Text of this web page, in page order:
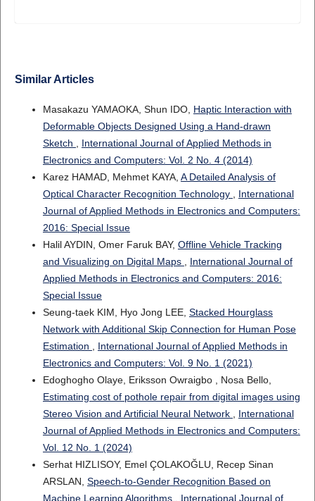
Similar Articles
Masakazu YAMAOKA, Shun IDO, Haptic Interaction with
Deformable Objects Designed Using a Hand-drawn
Sketch
International Journal of Applied Methods in
Electronics and Computers: Vol. 2 No. 4 (2014)
Karez HAMAD, Mehmet KAYA, A Detailed Analysis of
Optical Character Recognition Technology
International
Journal of Applied Methods in Electronics and Computers:
2016: Special Issue
Halil AYDIN, Omer Faruk BAY, Offline Vehicle Tracking
and Visualizing on Digital Maps
International Journal of
Applied Methods in Electronics and Computers: 2016:
Special Issue
Seung-taek KIM, Hyo Jong LEE, Stacked Hourglass
Network with Additional Skip Connection for Human Pose
Estimation
International Journal of Applied Methods in
Electronics and Computers: Vol. 9 No. 1 (2021)
Edoghogho Olaye, Eriksson Owraigbo , Nosa Bello,
Estimating cost of pothole repair from digital images using
Stereo Vision and Artificial Neural Network
International
Journal of Applied Methods in Electronics and Computers:
Vol. 12 No. 1 (2024)
Serhat HIZLISOY, Emel ÇOLAKOĞLU, Recep Sinan
ARSLAN, Speech-to-Gender Recognition Based on
Machine Learning Algorithms
International Journal of